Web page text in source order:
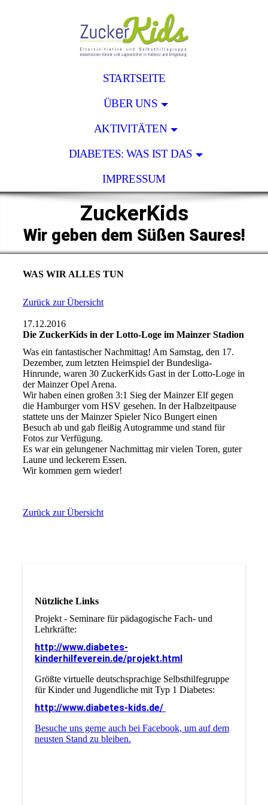
STARTSEITE
ÜBER UNS
AKTIVITÄTEN
DIABETES: WAS IST DAS
IMPRESSUM
ZuckerKids
Wir geben dem Süßen Saures!
WAS WIR ALLES TUN
Zurück zur Übersicht
17.12.2016
Die ZuckerKids in der Lotto-Loge im Mainzer Stadion
Was ein fantastischer Nachmittag! Am Samstag, den 17.
Dezember, zum letzten Heimspiel der Bundesliga-
Hinrunde, waren 30 ZuckerKids Gast in der Lotto-Loge in
der Mainzer Opel Arena.
Wir haben einen großen 3:1 Sieg der Mainzer Elf gegen
die Hamburger vom HSV gesehen. In der Halbzeitpause
stattete uns der Mainzer Spieler Nico Bungert einen
Besuch ab und gab fleißig Autogramme und stand für
Fotos zur Verfügung.
Es war ein gelungener Nachmittag mir vielen Toren, guter
Laune und leckerem Essen.
Wir kommen gern wieder!
Zurück zur Übersicht
Nützliche Links
Projekt - Seminare für pädagogische Fach- und
Lehrkräfte:
http://www.diabetes-
kinderhilfeverein.de/projekt.html
Größte virtuelle deutschsprachige Selbsthilfegruppe
für Kinder und Jugendliche mit Typ 1 Diabetes:
http://www.diabetes-kids.de/
Besuche uns gerne auch bei Facebook, um auf dem
neusten Stand zu bleiben.